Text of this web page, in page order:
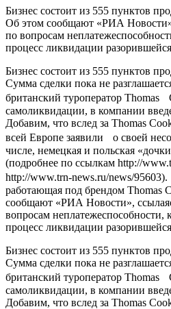
Бизнес состоит из 555 пунктов
Об этом сообщают «РИА
по вопросам
процесс ликвидации
Бизнес состоит из 555 пунктов
Сумма сделки пока не
британский туроператор Thomas
самоликвидации, в компании
Добавим, что вслед за Thomas
всей Европе заявили о своей
числе, немецкая и польская
(подробнее по ссылкам http://
http://www.trn-news.ru/news/
работающая под брендом Thomas
сообщают «РИА Новости»,
вопросам неплатежеспособности,
процесс ликвидации
Бизнес состоит из 555 пунктов
Сумма сделки пока не
британский туроператор Thomas
самоликвидации, в компании
Добавим, что вслед за Thomas